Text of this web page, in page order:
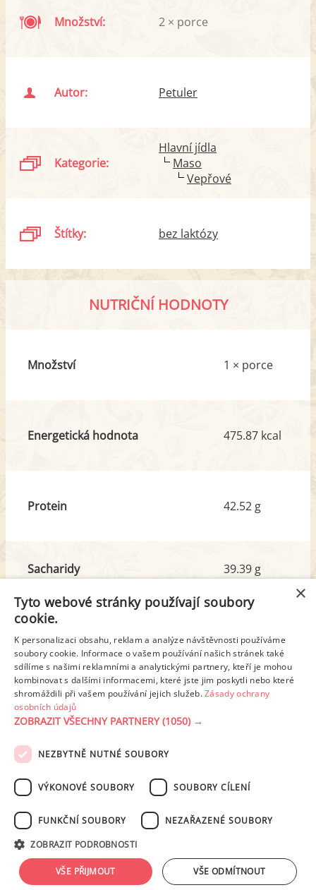
Množství: 2 × porce
Autor: Petuler
Kategorie:
Hlavní jídla
Maso
Vepřové
Štítky: bez laktózy
NUTRIČNÍ HODNOTY
Množství 1 × porce
Energetická hodnota 475.87 kcal
Protein 42.52 g
Sacharidy
z toho cukr
39.39 g
1.26 g
Tuk
z toho nas. mastné kyseliny
15.04 g
3.06 g
Detailní rozpis
PODMÍNKY UŽITÍ ZÁSADY OCHRANY OSOBNÍCH ÚDAJŮ
NASTAVENÍ COOKIES
tohoto serveru je bez písemného souhlasu provozovatele zakázáno.
Design: Eva Roverová
×
Tyto webové stránky používají soubory
cookie.
K personalizaci obsahu, reklam a analýze návštěvnosti používáme
soubory cookie. Informace o vašem používání našich stránek také
sdílíme s našimi reklamními a analytickými partnery, kteří je mohou
kombinovat s dalšími informacemi, které jste jim poskytli nebo které
shromáždili při vašem používání jejich služeb.Zásady ochrany
osobních údajů
ZOBRAZIT VŠECHNY PARTNERY(1050) →
NEZBYTNĚ NUTNÉ SOUBORY
VÝKONOVÉ SOUBORY SOUBORY CÍLENÍ
FUNKČNÍ SOUBORY NEZAŘAZENÉ SOUBORY
ZOBRAZIT PODROBNOSTI
VŠE PŘIJMOUT VŠE ODMÍTNOUT